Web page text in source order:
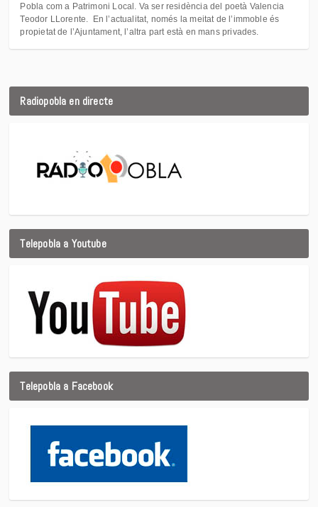
Pobla com a Patrimoni Local. Va ser residència del poetà Valencia
Teodor LLorente. En l’actualitat, només la meitat de l’immoble és
propietat de l’Ajuntament, l’altra part està en mans privades.
Radiopobla en directe
Telepobla a Youtube
Telepobla a Facebook